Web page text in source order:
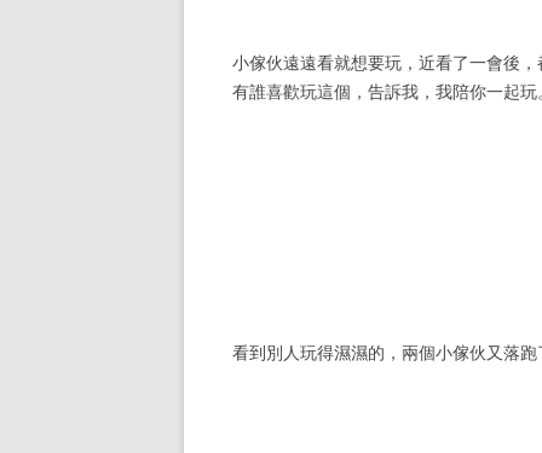
小傢伙遠遠看就想要玩，近看了一會後，
有誰喜歡玩這個，告訴我，我陪你一起玩。
看到別人玩得濕濕的，兩個小傢伙又落跑